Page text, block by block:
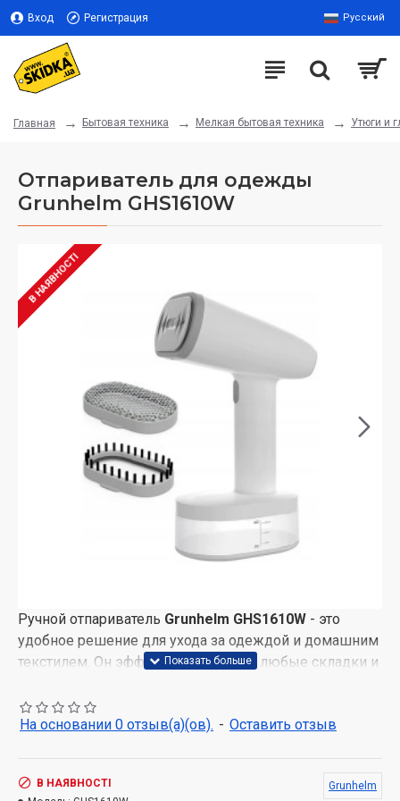
Вход Регистрация Русский
Главная Бытовая техника Мелкая бытовая техника Утюги и
Отпариватель для одежды
Grunhelm GHS1610W
В НАЯВНОСТІ
Ручной отпариватель Grunhelm GHS1610W - это
удобное решение для ухода за одеждой и домашним
текстилем. Он эффективно удаляет любые складки и
обеспечивая чистоту и свежесть. и постельного
белья, что делает его незаменимым помощником в
стали обеспечивает долговечность и эффективное
На основании 0 отзыв(а)(ов). - Оставить отзыв
В НАЯВНОСТІ
Grunhelm